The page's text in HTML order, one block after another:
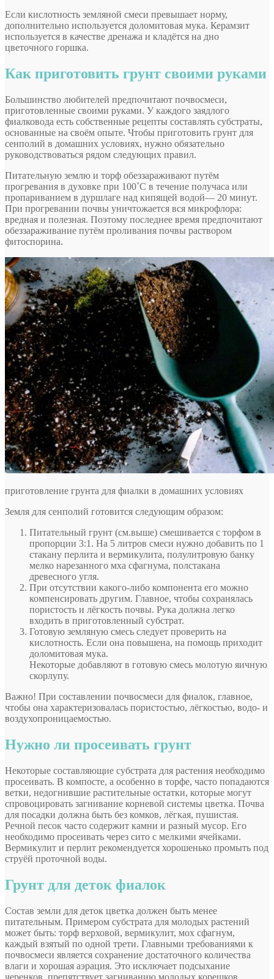
Если кислотность земляной смеси превышает норму,
дополнительно используется доломитовая мука. Керамзит
используется в качестве дренажа и кладётся на дно
цветочного горшка.
Как приготовить грунт своими руками
Большинство любителей предпочитают почвосмеси,
приготовленные своими руками. У каждого заядлого
фиалковода есть собственные рецепты составлять субстраты,
основанные на своём опыте. Чтобы приготовить грунт для
сенполий в домашних условиях, нужно обязательно
руководствоваться рядом следующих правил.
Питательную землю и торф обеззараживают путём
прогревания в духовке при 100˚C в течение получаса или
пропариванием в дуршлаге над кипящей водой— 20 минут.
При прогревании почвы уничтожается вся микрофлора:
вредная и полезная. Поэтому последнее время предпочитают
обеззараживание путём проливания почвы раствором
фитоспорина.
приготовление грунта для фиалки в домашних условиях
Земля для сенполий готовится следующим образом:
Питательный грунт (см.выше) смешивается с торфом в
пропорции 3:1. На 5 литров смеси нужно добавить по 1
стакану перлита и вермикулита, полулитровую банку
мелко нарезанного мха сфагнума, полстакана
древесного угля.
При отсутствии какого-либо компонента его можно
компенсировать другим. Главное, чтобы сохранялась
пористость и лёгкость почвы. Рука должна легко
входить в приготовленный субстрат.
Готовую земляную смесь следует проверить на
кислотность. Если она повышена, на помощь приходит
доломитовая мука.
Некоторые добавляют в готовую смесь молотую яичную
скорлупу.
Важно! При составлении почвосмеси для фиалок, главное,
чтобы она характеризовалась пористостью, лёгкостью, водо- и
воздухопроницаемостью.
Нужно ли просеивать грунт
Некоторые составляющие субстрата для растения необходимо
просеивать. В компосте, а особенно в торфе, часто попадаются
ветки, недогнившие растительные остатки, которые могут
спровоцировать загнивание корневой системы цветка. Почва
для посадки должна быть без комков, лёгкая, пушистая.
Речной песок часто содержит камни и разный мусор. Его
необходимо просеивать через сито с мелкими ячейками.
Вермикулит и перлит рекомендуется хорошенько промыть под
струёй проточной воды.
Грунт для деток фиалок
Состав земли для деток цветка должен быть менее
питательным. Примером субстрата для молодых растений
может быть: торф верховой, вермикулит, мох сфагнум,
каждый взятый по одной трети. Главными требованиями к
почвосмеси является сохранение достаточного количества
влаги и хорошая аэрация. Это исключает подсыхание
черенков, препятствует загниванию молодых корешков.